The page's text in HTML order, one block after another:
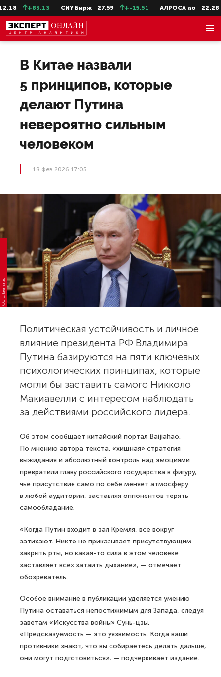
+83.13 CNY Бирж 27.59 +-15.51 АЛРОСА ао 22.28
В Китае назвали
5 принципов, которые
делают Путина
невероятно сильным
человеком
18 фев 2026 17:05
Фото: kremlin.ru
Политическая устойчивость и личное
влияние президента РФ Владимира
Путина базируются на пяти ключевых
психологических принципах, которые
могли бы заставить самого Никколо
Макиавелли с интересом наблюдать
за действиями российского лидера.
Об этом сообщает китайский портал Baijiahao.
По мнению автора текста, «хищная» стратегия
выжидания и абсолютный контроль над эмоциями
превратили главу российского государства в фигуру,
чье присутствие само по себе меняет атмосферу
в любой аудитории, заставляя оппонентов терять
самообладание.
«Когда Путин входит в зал Кремля, все вокруг
затихают. Никто не приказывает присутствующим
закрыть рты, но какая-то сила в этом человеке
заставляет всех затаить дыхание», — отмечает
обозреватель.
Особое внимание в публикации уделяется умению
Путина оставаться непостижимым для Запада, следуя
заветам «Искусства войны» Сунь-цзы.
«Предсказуемость — это уязвимость. Когда ваши
противники знают, что вы собираетесь делать дальше,
они могут подготовиться», — подчеркивает издание.